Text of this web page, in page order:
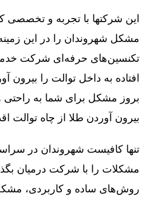
این شرکتها با تجربه و تخصصی
مشکل شهروندان را در این
تکنسین‌های حرفه‌ای شرکت
افتاده به داخل توالت را بیرون
بروز مشکل برای شما به راحتی
بیرون آوردن طلا از چاه توالت
تنها کافیست شهروندان در
مشکلات را با شرکت درمیان
روش‌های ساده و کاربردی،